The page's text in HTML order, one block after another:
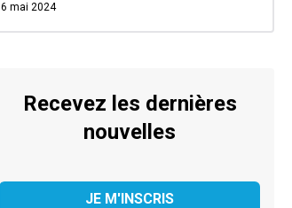
6 mai 2024
Recevez les dernières
nouvelles